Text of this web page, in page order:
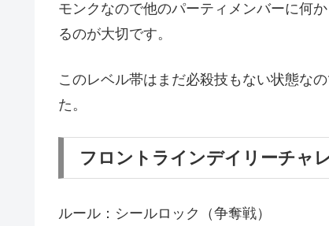
モンクなので他のパーティメンバーに何
るのが大切です。
このレベル帯はまだ必殺技もない状態な
た。
フロントラインデイリーチャ
ルール：シールロック（争奪戦）